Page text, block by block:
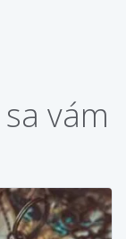
vám